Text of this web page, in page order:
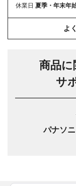
休業日 夏季・年末年
よ
商品に
サ
パナソ